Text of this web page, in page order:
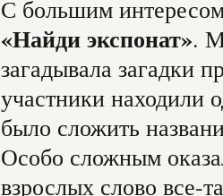
С большим
«Найди экспонат».
загадывала загадки
участники находили
было сложить
Особо сложным
взрослых слово все-